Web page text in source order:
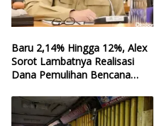
Baru 2,14% Hingga 12%, Alex
Sorot Lambatnya Realisasi
Dana Pemulihan Bencana